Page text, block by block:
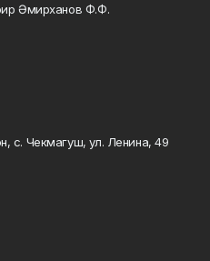
Әмирханов Ф.Ф.
с. Чекмагуш, ул. Ленина, 49